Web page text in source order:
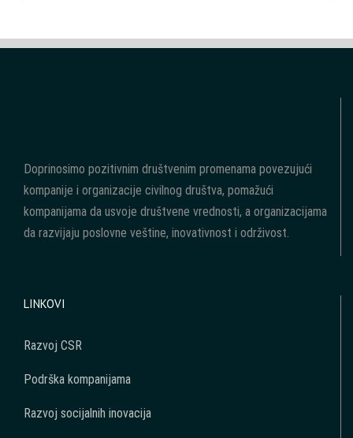
Doprinosimo pozitivnim društvenim promenama povezujući
kompanije i organizacije civilnog društva, pomažući
kompanijama da usvoje društvene vrednosti, a organizacijama
da razvijaju poslovne veštine, inovativnost i održivost.
LINKOVI
Razvoj CSR
Podrška kompanijama
Razvoj socijalnih inovacija